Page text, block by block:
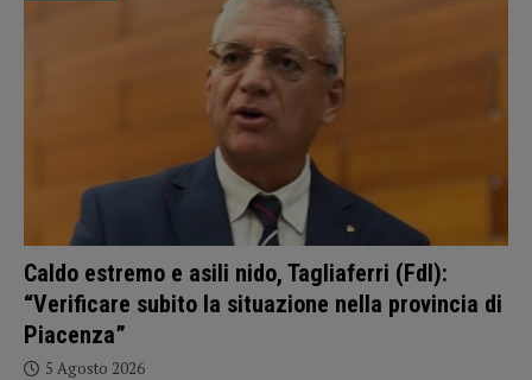
Caldo estremo e asili nido, Tagliaferri (FdI):
“Verificare subito la situazione nella provincia di
Piacenza”
5 Agosto 2026